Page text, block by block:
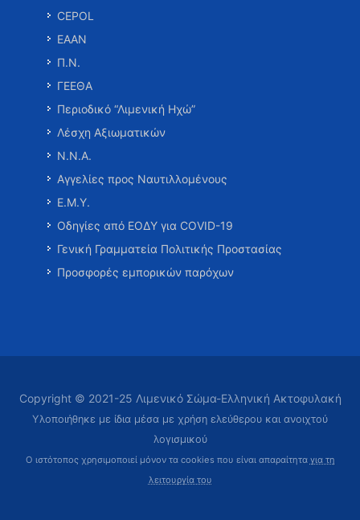
CEPOL
ΕΑΑΝ
Π.Ν.
ΓΕΕΘΑ
Περιοδικό “Λιμενική Ηχώ”
Λέσχη Αξιωματικών
Ν.Ν.Α.
Αγγελίες προς Ναυτιλλομένους
Ε.Μ.Υ.
Οδηγίες από ΕΟΔΥ για COVID-19
Γενική Γραμματεία Πολιτικής Προστασίας
Προσφορές εμπορικών παρόχων
Copyright © 2021-25 Λιμενικό Σώμα-Ελληνική Ακτοφυλακή
Υλοποιήθηκε με ίδια μέσα με χρήση ελεύθερου και ανοιχτού
λογισμικού
Ο ιστότοπος χρησιμοποιεί μόνον τα cookies που είναι απαραίτητα για τη
λειτουργία του